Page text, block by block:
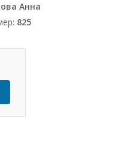
Анна
825